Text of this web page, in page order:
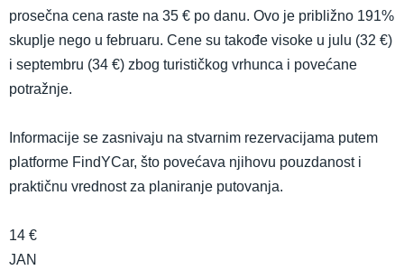
prosečna cena raste na 35 € po danu. Ovo je približno 191%
skuplje nego u februaru. Cene su takođe visoke u julu (32 €)
i septembru (34 €) zbog turističkog vrhunca i povećane
potražnje.
Informacije se zasnivaju na stvarnim rezervacijama putem
platforme FindYCar, što povećava njihovu pouzdanost i
praktičnu vrednost za planiranje putovanja.
14 €
JAN